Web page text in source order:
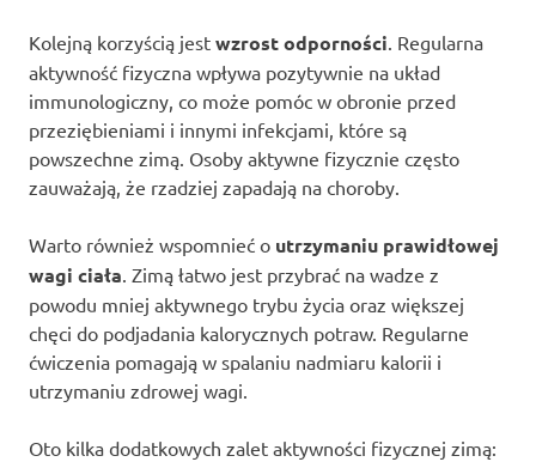
Kolejną korzyścią jest wzrost odporności. Regularna
aktywność fizyczna wpływa pozytywnie na układ
immunologiczny, co może pomóc w obronie przed
przeziębieniami i innymi infekcjami, które są
powszechne zimą. Osoby aktywne fizycznie często
zauważają, że rzadziej zapadają na choroby.
Warto również wspomnieć o utrzymaniu prawidłowej
wagi ciała. Zimą łatwo jest przybrać na wadze z
powodu mniej aktywnego trybu życia oraz większej
chęci do podjadania kalorycznych potraw. Regularne
ćwiczenia pomagają w spalaniu nadmiaru kalorii i
utrzymaniu zdrowej wagi.
Oto kilka dodatkowych zalet aktywności fizycznej zimą: